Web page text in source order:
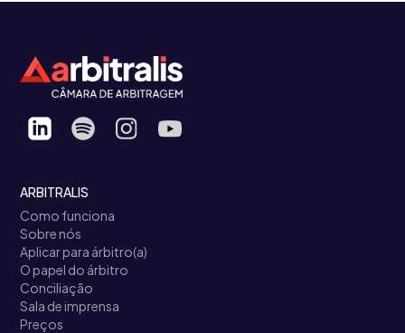
ARBITRALIS
Como funciona
Sobre nós
Aplicar para árbitro(a)
O papel do árbitro
Conciliação
Sala de imprensa
Preços